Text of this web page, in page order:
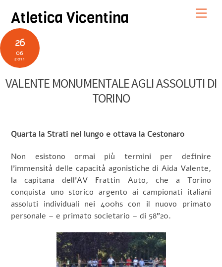
content
Atletica Vicentina
26
06
2011
VALENTE MONUMENTALE AGLI ASSOLUTI DI
TORINO
Quarta la Strati nel lungo e ottava la Cestonaro
Non esistono ormai più termini per definire
l’immensità delle capacità agonistiche di Aida Valente,
la capitana dell’AV Frattin Auto, che a Torino
conquista uno storico argento ai campionati italiani
assoluti individuali nei 400hs con il nuovo primato
personale – e primato societario – di 58”20.